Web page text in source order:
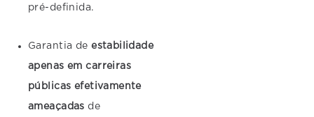
pré-definida.
Garantia deestabilidade
apenas em carreiras
públicas efetivamente
ameaçadas de